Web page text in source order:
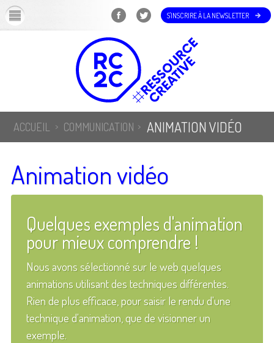
S'INSCRIRE À LA NEWSLETTER
ACCUEIL COMMUNICATION ANIMATION VIDÉO
Animation vidéo
Quelques exemples d'animation
pour mieux comprendre !
Nous avons sélectionné sur le web quelques
animations utilisant des techniques différentes.
Rien de plus efficace, pour saisir le rendu d'une
technique d'animation, que de visionner un
exemple.